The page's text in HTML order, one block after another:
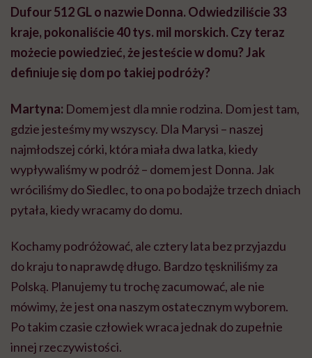
Dufour 512 GL o nazwie Donna. Odwiedziliście 33
kraje, pokonaliście 40 tys. mil morskich. Czy teraz
możecie powiedzieć, że jesteście w domu? Jak
definiuje się dom po takiej podróży?
Martyna: Domem jest dla mnie rodzina. Dom jest tam,
gdzie jesteśmy my wszyscy. Dla Marysi – naszej
najmłodszej córki, która miała dwa latka, kiedy
wypływaliśmy w podróż – domem jest Donna. Jak
wróciliśmy do Siedlec, to ona po bodajże trzech dniach
pytała, kiedy wracamy do domu.
Kochamy podróżować, ale cztery lata bez przyjazdu
do kraju to naprawdę długo. Bardzo tęskniliśmy za
Polską. Planujemy tu trochę zacumować, ale nie
mówimy, że jest ona naszym ostatecznym wyborem.
Po takim czasie człowiek wraca jednak do zupełnie
innej rzeczywistości.